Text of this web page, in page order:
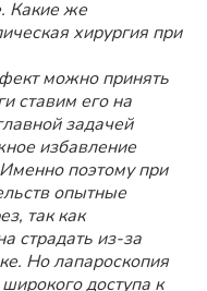
Какие же
хирургия при
можно принять
ставим его на
задачей
избавление
поэтому при
опытные
так как
страдать из-за
Но лапароскопия
доступа к